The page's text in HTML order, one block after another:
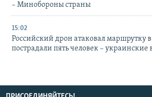
– Минобороны страны
15:02
Российский дрон атаковал маршрутку
пострадали пять человек – украинские